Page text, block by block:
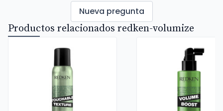
Nueva pregunta
Productos relacionados redken-volumize